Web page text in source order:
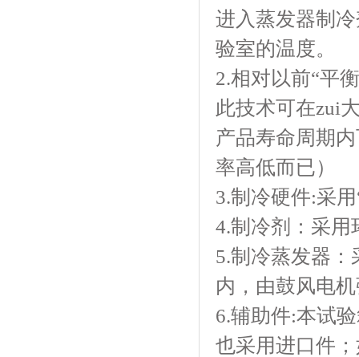
进入蒸发器制冷
验室的温度。
2.相对以前“平衡
此技术可在zui大
产品寿命周期
率高低而已）
3.制冷硬件:采用
4.制冷剂：
5.制冷蒸发器
内，由鼓风电机
6.辅助件:本试验
也采用进口件